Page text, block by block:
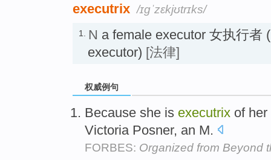
executrix /ɪɡˈzɛkjʊtrɪks/
1. N a female executor 女执行者
executor) [法律]
权威例句
Because she is executrix of
Victoria Posner, an M.
FORBES: Organized from Beyond